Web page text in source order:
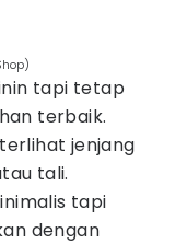
tapi tetap
terbaik.
jenjang
tali.
tapi
dengan